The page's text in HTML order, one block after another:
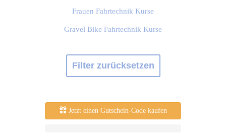
Frauen Fahrtechnik Kurse
Gravel Bike Fahrtechnik Kurse
Filter zurücksetzen
Jetzt einen Gutschein-Code kaufen